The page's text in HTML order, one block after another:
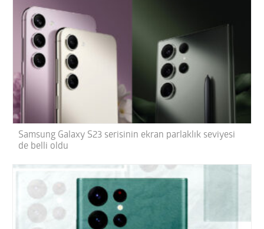
Samsung Galaxy S23 serisinin ekran parlaklık seviyesi
de belli oldu